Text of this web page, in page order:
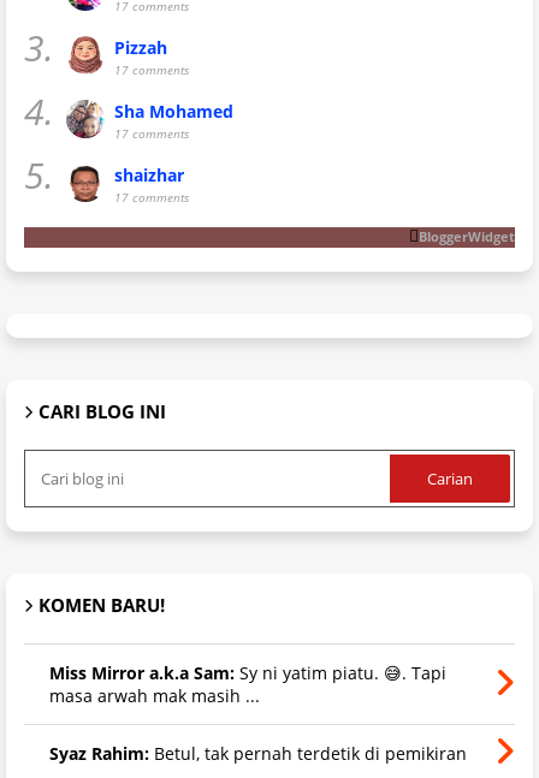
17 comments
3. Pizzah
17 comments
4. Sha Mohamed
17 comments
5. shaizhar
17 comments
BloggerWidget
CARI BLOG INI
KOMEN BARU!
Miss Mirror a.k.a Sam: Sy ni yatim piatu. 😅. Tapi
masa arwah mak masih ...
Syaz Rahim: Betul, tak pernah terdetik di pemikiran